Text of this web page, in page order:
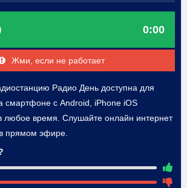
0:00
Жми, если не работает
Радио День доступна для
смартфоне с Android, iPhone iOS
любое время. Слушайте онлайн интернет
прямом эфире.